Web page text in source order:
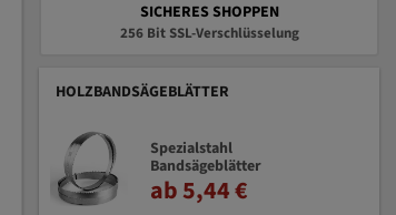
SICHERES SHOPPEN
256 Bit SSL-Verschlüsselung
HOLZBANDSÄGEBLÄTTER
Spezialstahl
Bandsägeblätter
ab 5,44 €